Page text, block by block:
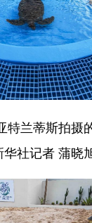
兰蒂斯拍摄
华社记者 蒲晓